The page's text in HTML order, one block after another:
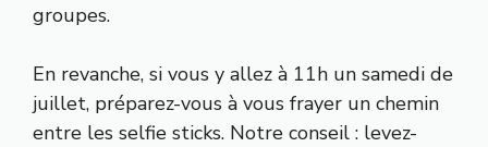
groupes.
En revanche, si vous y allez à 11h un samedi de
juillet, préparez-vous à vous frayer un chemin
entre les selfie sticks. Notre conseil : levez-